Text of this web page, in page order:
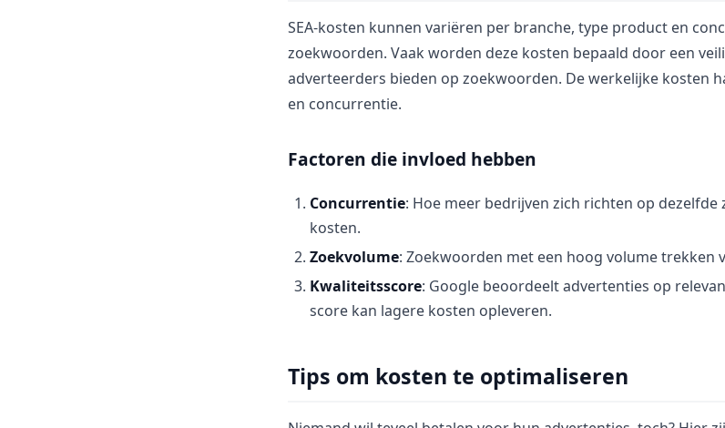
SEA-kosten kunnen variëren per branche, type product en
zoekwoorden. Vaak worden deze kosten bepaald door een
adverteerders bieden op zoekwoorden. De werkelijke kosten
en concurrentie.
Factoren die invloed hebben
Concurrentie: Hoe meer bedrijven zich richten op
kosten.
Zoekvolume: Zoekwoorden met een hoog volume trekken
Kwaliteitsscore: Google beoordeelt advertenties op
score kan lagere kosten opleveren.
Tips om kosten te optimaliseren